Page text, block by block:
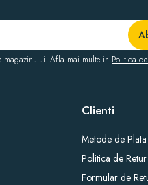
magazinului. Afla mai multe in Politica
Clienti
Metode de Plata
Politica de Retur
Formular de